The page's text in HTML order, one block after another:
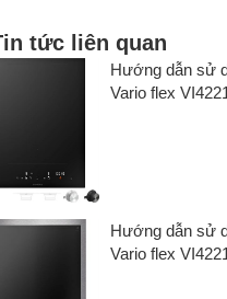
trình tự động: Có
trí vùng nấu : phía trước bên trái
Vị trí vùng nấu thứ 2 : giữa bên
Vị trí vùng nấu thứ 3 : phía sau
trí vùng nấu thứ 7 : phía trước
trí của vùng nấu thứ 9 : trung
Loại vùng nấu thứ 2 : Cảm ứng
tức liên quan
Hướng dẫn sử
Vario flex
Hướng dẫn sử
Vario flex